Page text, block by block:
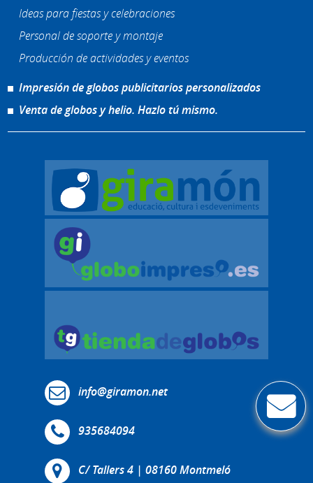
Ideas para fiestas y celebraciones
Personal de soporte y montaje
Producción de actividades y eventos
Impresión de globos publicitarios personalizados
Venta de globos y helio. Hazlo tú mismo.
info@giramon.net
935684094
C/ Tallers 4 | 08160 Montmeló